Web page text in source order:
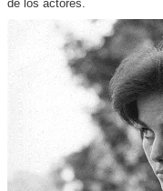
de los actores.